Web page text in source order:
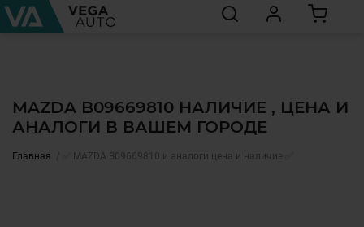
MAZDA B09669810 НАЛИЧИЕ , ЦЕНА И
АНАЛОГИ В ВАШЕМ ГОРОДЕ
Главная ✅ MAZDA B09669810 и аналоги цена и наличие ✅